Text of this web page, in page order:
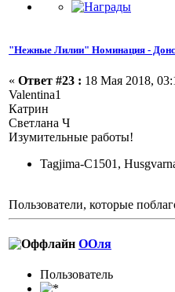
"Нежные Лилии" Номинация -
« Ответ #23 : 18 Мая 2018,
Valentina1
Катрин
Светлана Ч
Изумительные работы!
Tagjima-C1501,
Пользователи, которые
ООля
Пользовaтeль